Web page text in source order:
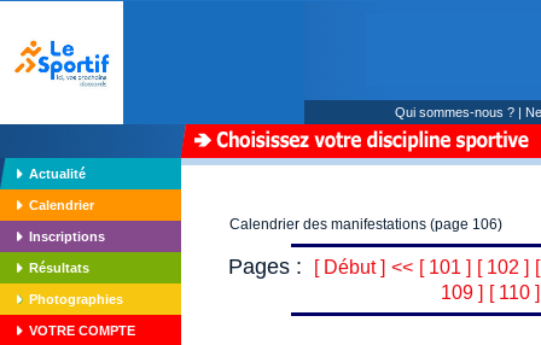
Qui sommes-nous ? |
Actualité
Calendrier
Inscriptions
Résultats
Photographies
VOTRE COMPTE
Calendrier des manifestations (page 106)
Pages : [ Début ] << [ 101 ] [ 102 ]
109 ] [ 110 ]